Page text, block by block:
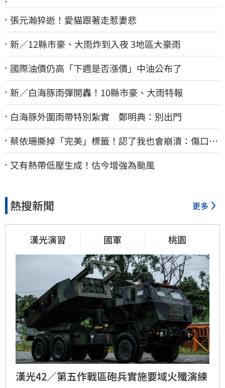
張元瀚猝逝！愛貓跟著走惹妻悲
新／12縣市豪、大雨炸到入夜 3地區大豪雨
國際油價仍高「下週是否漲價」中油公布了
新／白海豚雨彈開轟！10縣市豪、大雨特報
白海豚外圍雨帶特別紮實 鄭明典：別出門
蔡依珊撕掉「完美」標籤！認了我也會崩潰：傷口終
究會癒合
又有熱帶低壓生成！估今增強為颱風
熱搜新聞 更多
漢光演習 國軍 桃園
漢光42／第五作戰區砲兵實施要域火殲演練